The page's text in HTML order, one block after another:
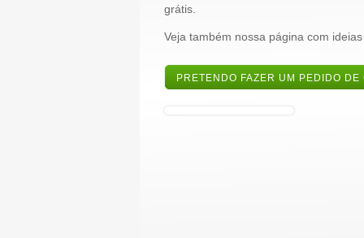
grátis.
Veja também nossa página com
PRETENDO FAZER UM PEDIDO